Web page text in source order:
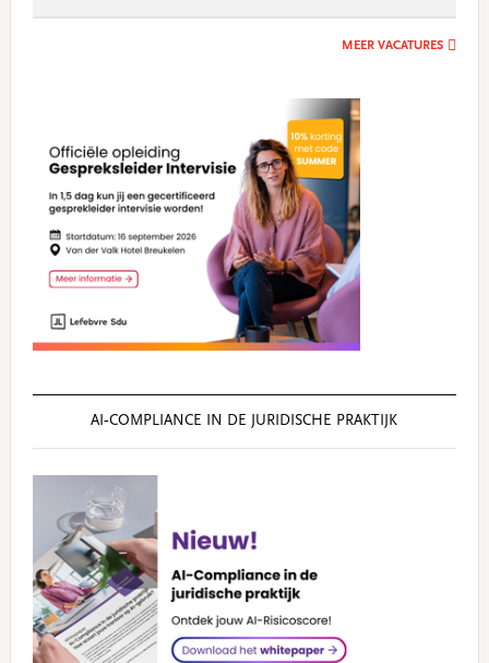
MEER VACATURES
AI‑COMPLIANCE IN DE JURIDISCHE PRAKTIJK